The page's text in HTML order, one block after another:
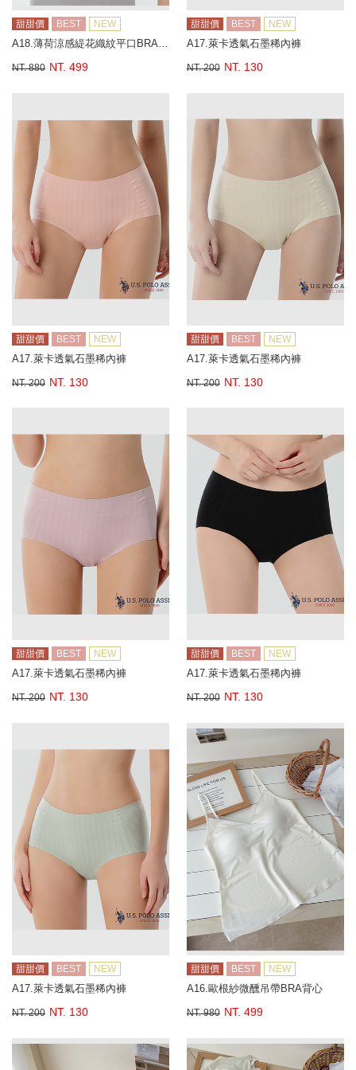
甜甜價 BEST NEW
A18.薄荷涼感緹花織紋平口BRA背心
NT. 880 NT. 499
甜甜價 BEST NEW
A17.萊卡透氣石墨稀內褲
NT. 200 NT. 130
甜甜價 BEST NEW
A17.萊卡透氣石墨稀內褲
NT. 200 NT. 130
甜甜價 BEST NEW
A17.萊卡透氣石墨稀內褲
NT. 200 NT. 130
甜甜價 BEST NEW
A17.萊卡透氣石墨稀內褲
NT. 200 NT. 130
甜甜價 BEST NEW
A17.萊卡透氣石墨稀內褲
NT. 200 NT. 130
甜甜價 BEST NEW
A17.萊卡透氣石墨稀內褲
NT. 200 NT. 130
甜甜價 BEST NEW
A16.歐根紗微醺吊帶BRA背心
NT. 980 NT. 499